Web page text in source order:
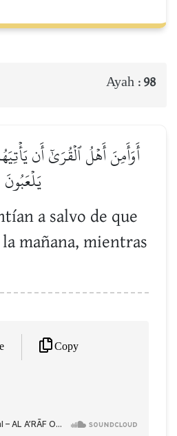
Ayah : 98
أَوَأَمِنَ أَهۡلُ ٱلۡقُرَىٰٓ أَن
يَلۡعَبُونَ
a salvo de que
mañana, mientras
Copy